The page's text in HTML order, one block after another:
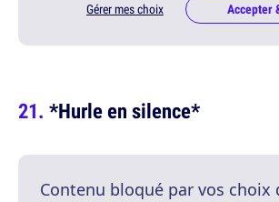
Gérer mes choix Accepter
*Hurle en silence*
Contenu bloqué par vos choix